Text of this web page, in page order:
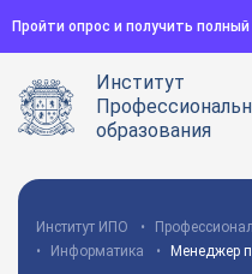
Пройти опрос и получить
Институт
образования
Институт ИПО
Информатика
Менеджер